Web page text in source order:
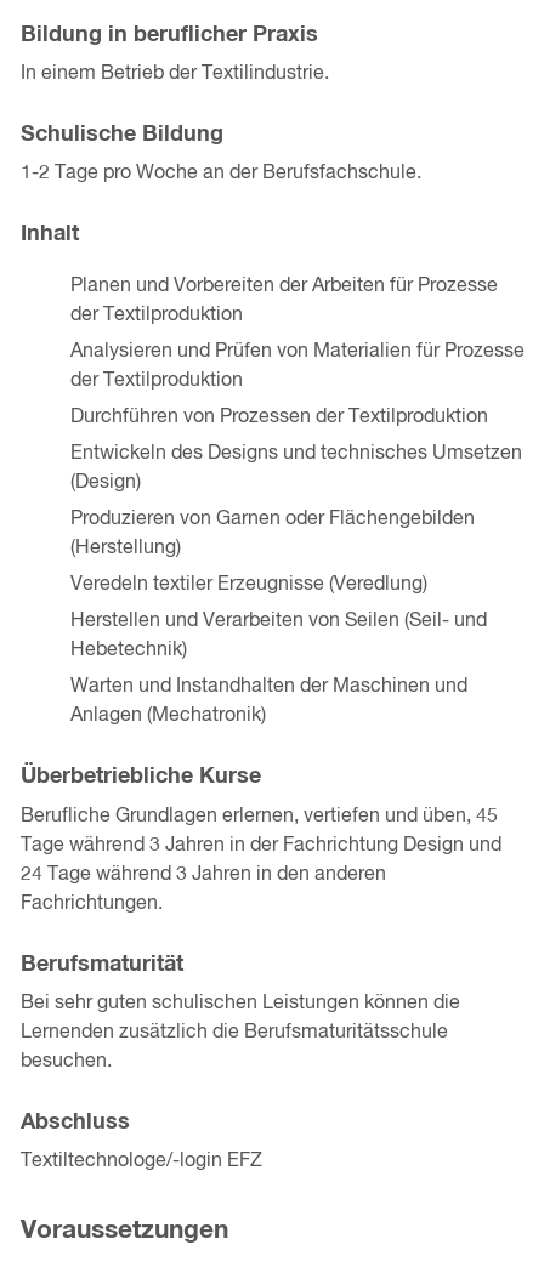
Bildung in beruflicher Praxis
In einem Betrieb der Textil­industrie.
Schulische Bildung
1-2 Tage pro Woche an der Berufsfachschule.
Inhalt
Planen und Vorbereiten der Arbeiten für Prozesse
der Textilproduktion
Analysieren und Prüfen von Materialien für Prozesse
der Textilproduktion
Durchführen von Prozessen der Textilproduktion
Entwickeln des Designs und technisches Umsetzen
(Design)
Produzieren von Garnen oder Flächengebilden
(Herstellung)
Veredeln textiler Erzeugnisse (Veredlung)
Herstellen und Verarbeiten von Seilen (Seil- und
Hebetechnik)
Warten und Instandhalten der Maschinen und
Anlagen (Mechatronik)
Überbetriebliche Kurse
Berufliche Grundlagen erlernen, vertiefen und üben, 45
Tage während 3 Jahren in der Fachrichtung Design und
24 Tage während 3 Jahren in den anderen
Fachrichtungen.
Berufsmaturität
Bei sehr guten schulischen Leistungen können die
Lernenden zusätzlich die Berufsmaturitätsschule
besuchen.
Abschluss
Textiltechnologe/-login EFZ
Voraussetzungen